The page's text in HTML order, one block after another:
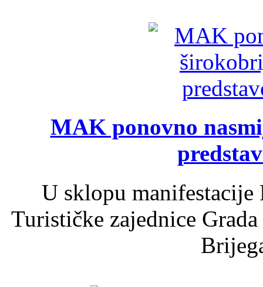
MAK ponovno
U sklopu
Turističke zajednice